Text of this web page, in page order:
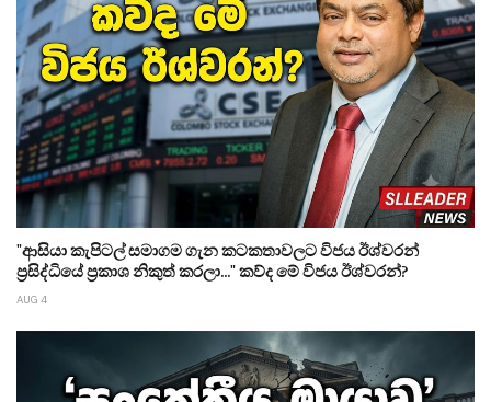
"ආසියා කැපිටල් සමාගම ගැන කටකතාවලට විජය ඊශ්වරන්
ප්‍රසිද්ධියේ ප්‍රකාශ නිකුත් කරලා..." කව්ද මේ විජය ඊශ්වරන්?
AUG 4